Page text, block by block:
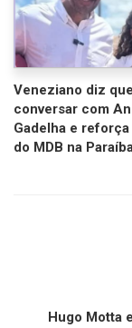
Veneziano diz
conversar com
Gadelha e
do MDB na
Hugo Motta